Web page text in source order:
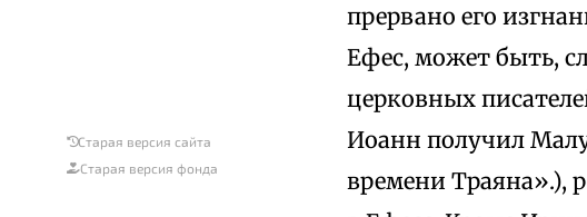
Старая версия сайта
Старая версия фонда
прервано его
Ефес, может быть,
церковных
Иоанн получил
времени Траяна».),